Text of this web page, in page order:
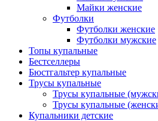
Майки женские
Футболки
Футболки женские
Футболки мужские
Топы купальные
Бестселлеры
Бюстгальтер купальные
Трусы купальные
Трусы купальные
Трусы купальные
Купальники детские